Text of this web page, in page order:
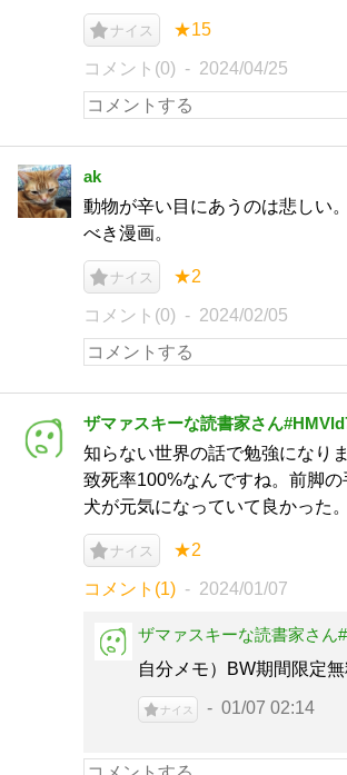
ナイス ★15
コメント(0) 2024/04/25
ak
動物が辛い目にあうのは悲しい
べき漫画。
ナイス ★2
コメント(0) 2024/02/05
ザマァスキーな読書家さん
知らない世界の話で勉強になり
致死率100%なんですね。前脚
犬が元気になっていて良かった。
ナイス ★2
コメント(1) 2024/01/07
ザマァスキーな読書家さん
自分メモ）BW期間限定
ナイス 01/07 02:14